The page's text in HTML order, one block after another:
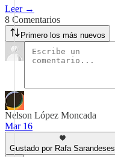
Leer →
8 Comentarios
Primero los más nuevos
Nelson López Moncada
Mar 16
Gustado por Rafa Sarandeses